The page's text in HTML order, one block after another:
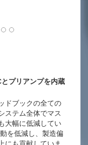
プリアンプを内蔵
ドブックの全ての
ステム全体でマス
大幅に低減してい
を低減し、製造偏